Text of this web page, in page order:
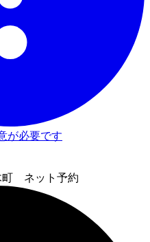
が必要です
町 ネット予約